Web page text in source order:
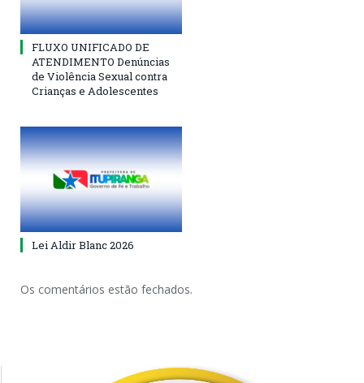
FLUXO UNIFICADO DE
ATENDIMENTO Denúncias
de Violência Sexual contra
Crianças e Adolescentes
Lei Aldir Blanc 2026
Os comentários estão fechados.